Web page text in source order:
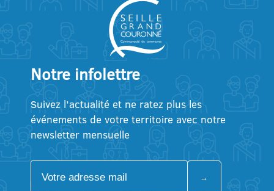
Notre infolettre
Suivez l’actualité et ne ratez plus les
événements de votre territoire avec notre
newsletter mensuelle